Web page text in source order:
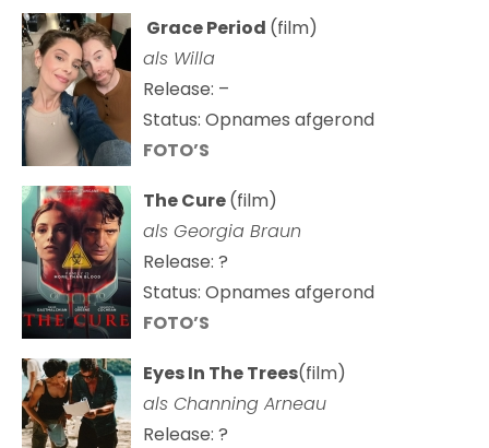
Grace Period (film)
als Willa
Release: –
Status: Opnames afgerond
FOTO’S
The Cure(film)
als Georgia Braun
Release: ?
Status: Opnames afgerond
FOTO’S
Eyes In The Trees(film)
als Channing Arneau
Release: ?